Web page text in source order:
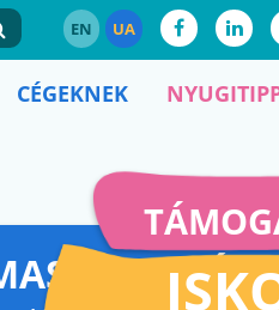
EN UA
CÉGEKNEK